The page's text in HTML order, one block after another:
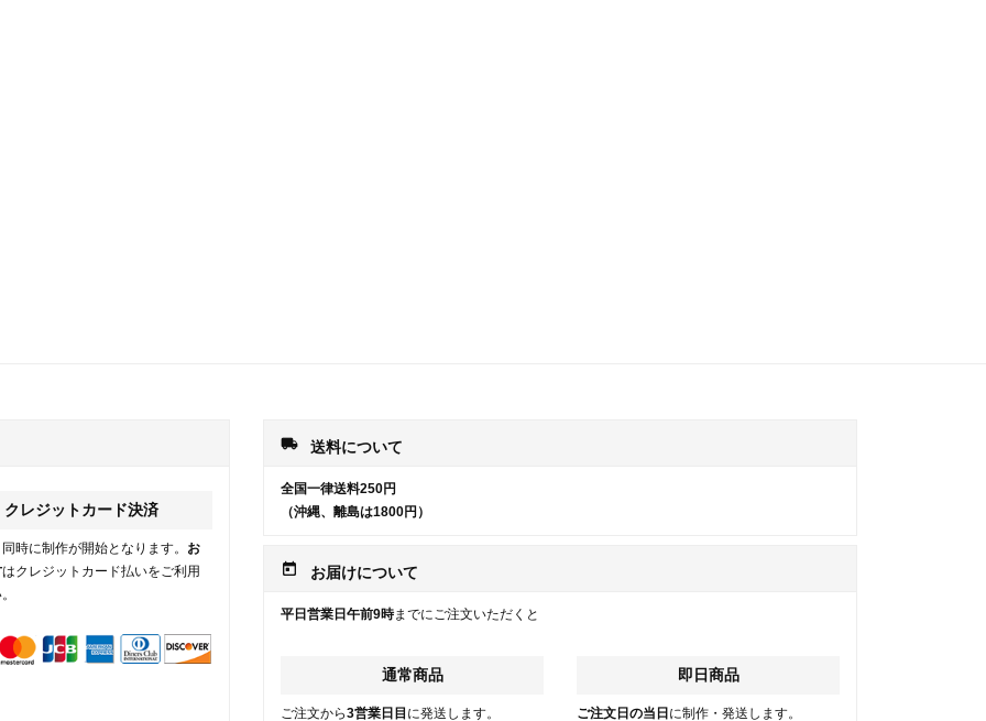
クレジットカード決済
時に制作が開始となります。 お
はクレジットカード払いをご利用
local_shipping 送料について
全国一律送料250円
（沖縄、離島は1800円）
today お届けについて
平日営業日午前9時までにご注文いただくと
通常商品
ご注文から3営業日目 に発送します。
即日商品
ご注文日の当日 に制作・発送します。